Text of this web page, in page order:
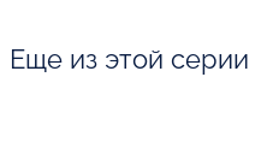
Еще из этой серии